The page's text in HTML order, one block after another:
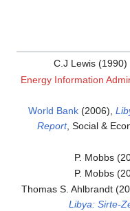
C.J Lewis (1990)
Energy Information
World Bank(2006),
Report, Social &
P. Mobbs
P. Mobbs
Thomas S. Ahlbrandt
Libya: Sirte-